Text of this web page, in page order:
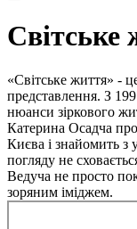
Світське
«Світське життя» -
представлення. З
нюанси зіркового
Катерина Осадча
Києва і знайомить з
погляду не
Ведуча не просто
зоряним іміджем.